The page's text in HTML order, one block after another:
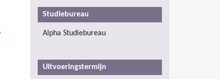
Studiebureau
Alpha Studiebureau
Uitvoeringstermijn